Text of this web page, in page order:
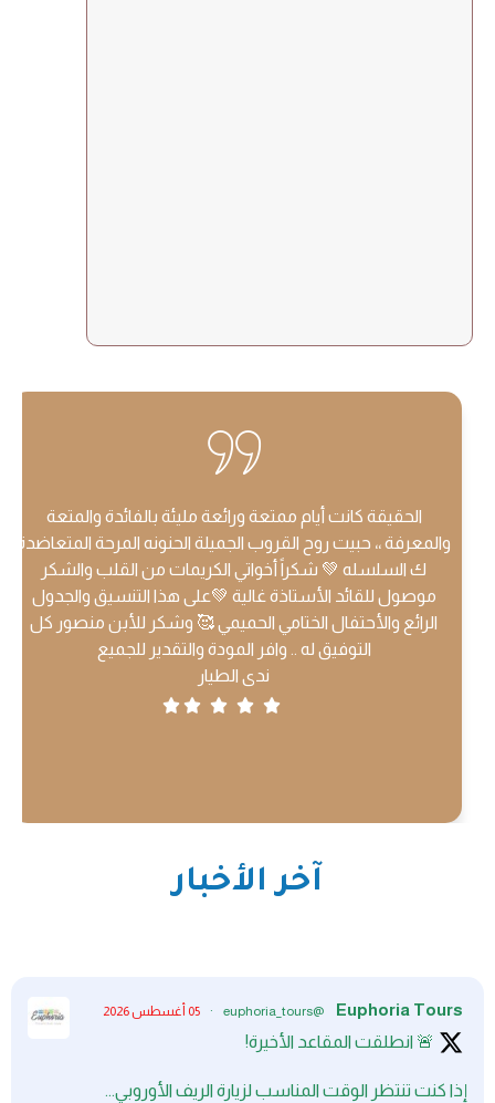
الحقيقة كانت أيام ممتعة ورائعة مليئة بالفائدة والمتعة
والمعرفة ،، حبيت روح القروب الجميلة الحنونه المرحة المتعاضدة
ك السلسله 💚 شكراً أخواتي الكريمات من القلب والشكر
موصول للقائد الأستاذة غالية 💚على هذا التنسيق والجدول
الرائع والأحتفال الختامي الحميمي 🥰 وشكر للأبن منصور كل
التوفيق له .. وافر المودة والتقدير للجميع
ندى الطيار
آخر الأخبار
Euphoria Tours
@euphoria_tours
· 05 أغسطس 2026
🚨 انطلقت المقاعد الأخيرة!
إذا كنت تنتظر الوقت المناسب لزيارة الريف الأوروبي...